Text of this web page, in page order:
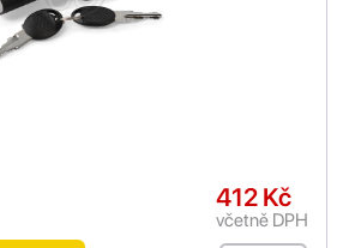
412 Kč
včetně DPH